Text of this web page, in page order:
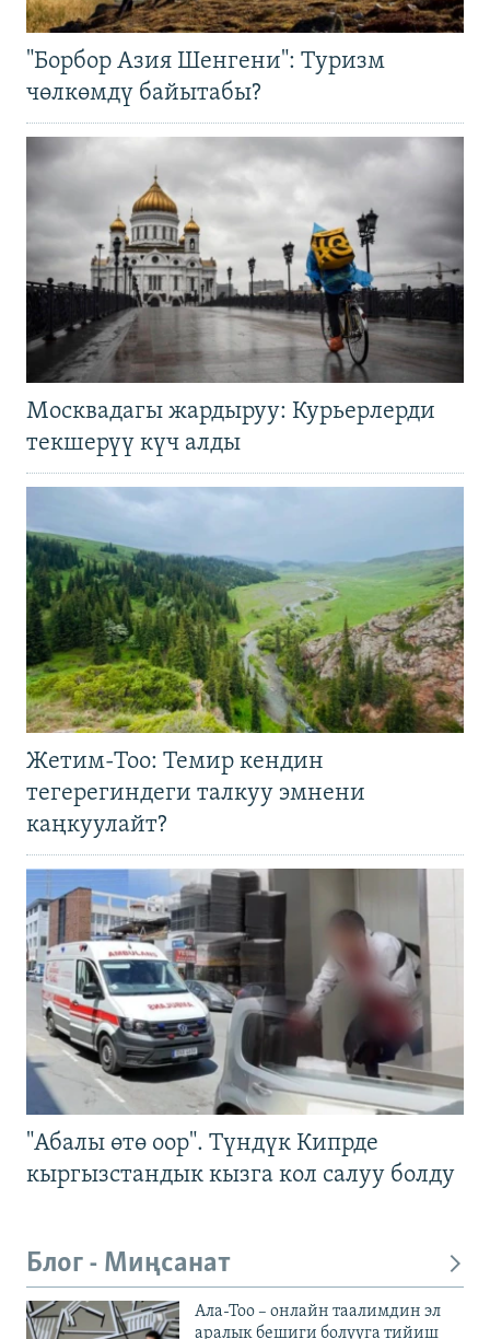
"Борбор Азия Шенгени": Туризм
чөлкөмдү байытабы?
Москвадагы жардыруу: Курьерлерди
текшерүү күч алды
Жетим-Тоо: Темир кендин
тегерегиндеги талкуу эмнени
каңкуулайт?
"Абалы өтө оор". Түндүк Кипрде
кыргызстандык кызга кол салуу болду
Блог - Миңсанат
Ала-Тоо – онлайн таалимдин эл
аралык бешиги болууга тийиш